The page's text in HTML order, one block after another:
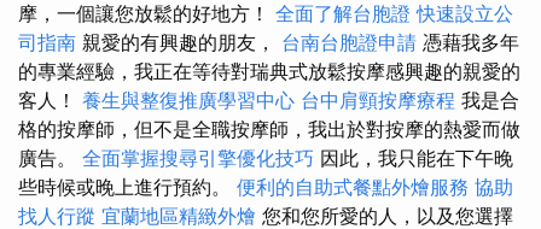
摩，一個讓您放鬆的好地方！ 全面了解台胞證 快速設立公
司指南 親愛的有興趣的朋友， 台南台胞證申請 憑藉我多年
的專業經驗，我正在等待對瑞典式放鬆按摩感興趣的親愛的
客人！ 養生與整復推廣學習中心 台中肩頸按摩療程 我是合
格的按摩師，但不是全職按摩師，我出於對按摩的熱愛而做
廣告。 全面掌握搜尋引擎優化技巧 因此，我只能在下午晚
些時候或晚上進行預約。 便利的自助式餐點外燴服務 協助
找人行蹤 宜蘭地區精緻外燴 您和您所愛的人，以及您選擇